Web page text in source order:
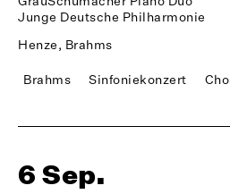
Junge Deutsche Philharmonie
Henze, Brahms
Brahms Sinfoniekonzert
6 Sep.